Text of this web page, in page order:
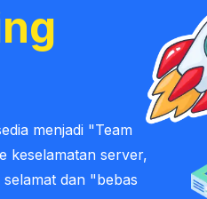
menjadi "Team
keselamatan server,
dan "bebas